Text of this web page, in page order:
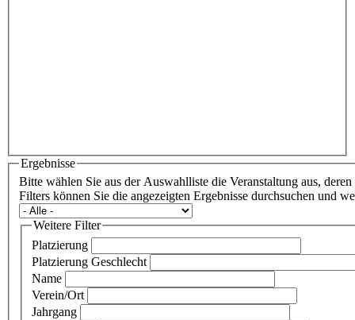
Ergebnisse
Bitte wählen Sie aus der Auswahlliste die Veranstaltung aus,
Filters können Sie die angezeigten Ergebnisse durchsuchen und
Weitere Filter
Platzierung
Platzierung Geschlecht
Name
Verein/Ort
Jahrgang